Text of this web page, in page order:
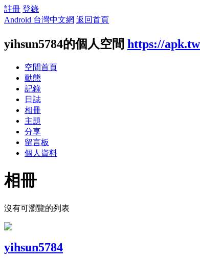
註冊 登錄
Android 台灣中文網 返回首頁
yihsun5784的個人空間 https://
空間首頁
動態
記錄
日誌
相冊
主題
分享
留言板
個人資料
相冊
沒有可瀏覽的列表
yihsun5784